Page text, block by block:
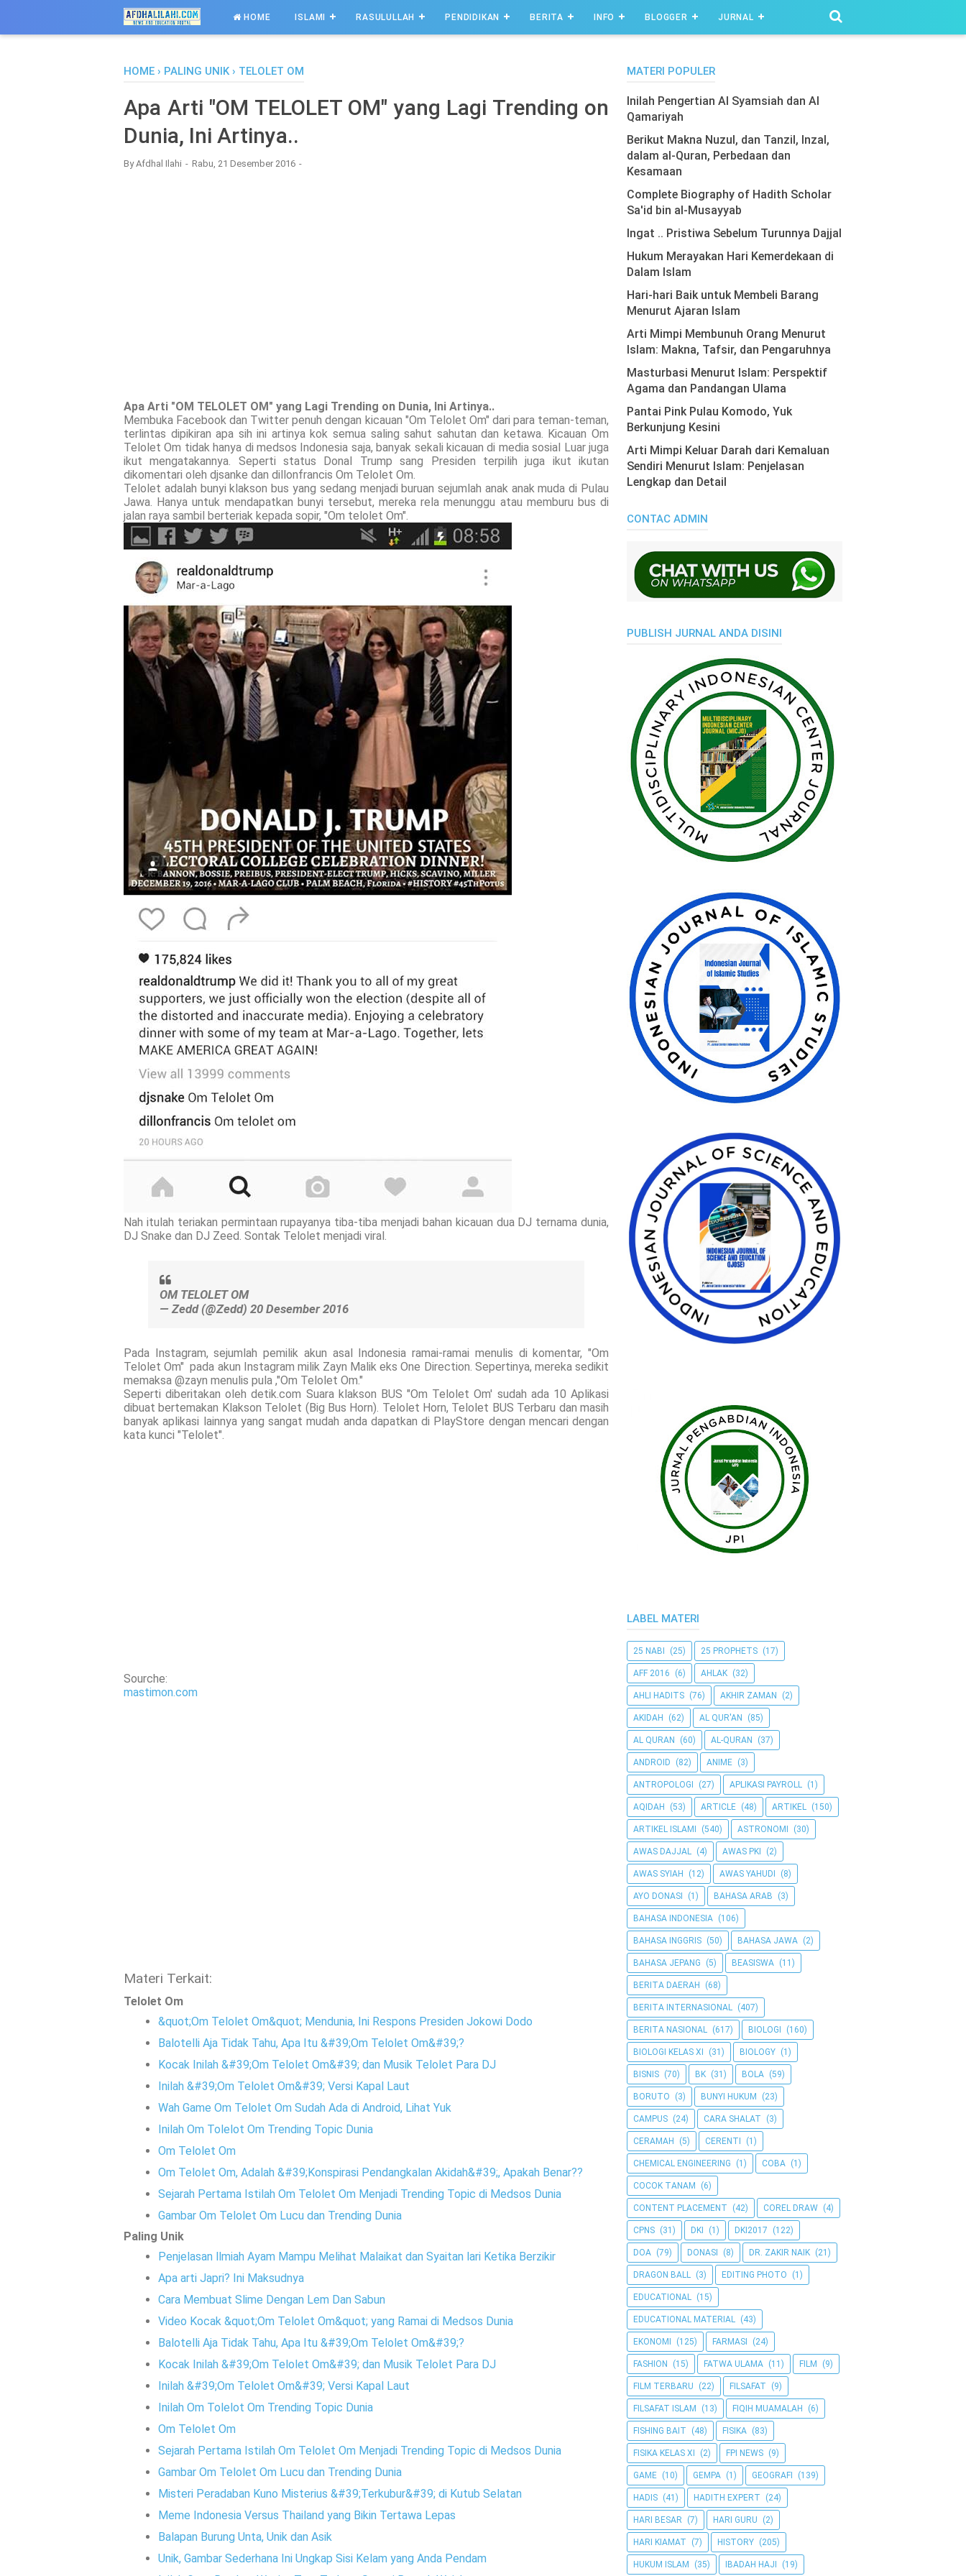
HOME ISLAMI RASULULLAH PENDIDIKAN BERITA INFO BLOGGER JURNAL
HOME › PALING UNIK › TELOLET OM
Apa Arti "OM TELOLET OM" yang Lagi Trending on
Dunia, Ini Artinya..
ByAfdhal Ilahi Rabu, 21 Desember 2016
Apa Arti "OM TELOLET OM" yang Lagi Trending on Dunia, Ini Artinya..
Membuka Facebook dan Twitter penuh dengan kicauan "Om Telolet Om" dari para teman-teman,
terlintas dipikiran apa sih ini artinya kok semua saling sahut sahutan dan ketawa. Kicauan Om
Telolet Om tidak hanya di medsos Indonesia saja, banyak sekali kicauan di media sosial Luar juga
ikut mengatakannya. Seperti status Donal Trump sang Presiden terpilih juga ikut ikutan
dikomentari oleh djsanke dan dillonfrancis Om Telolet Om.
Telolet adalah bunyi klakson bus yang sedang menjadi buruan sejumlah anak anak muda di Pulau
Jawa. Hanya untuk mendapatkan bunyi tersebut, mereka rela menunggu atau memburu bus di
jalan raya sambil berteriak kepada sopir, "Om telolet Om".
Nah itulah teriakan permintaan rupayanya tiba-tiba menjadi bahan kicauan dua DJ ternama dunia,
DJ Snake dan DJ Zeed. Sontak Telolet menjadi viral.
OM TELOLET OM
— Zedd (@Zedd) 20 Desember 2016
Pada Instagram, sejumlah pemilik akun asal Indonesia ramai-ramai menulis di komentar, "Om
Telolet Om" pada akun Instagram milik Zayn Malik eks One Direction. Sepertinya, mereka sedikit
memaksa @zayn menulis pula ,"Om Telolet Om."
Seperti diberitakan oleh detik.com Suara klakson BUS "Om Telolet Om' sudah ada 10 Aplikasi
dibuat bertemakan Klakson Telolet (Big Bus Horn). Telolet Horn, Telolet BUS Terbaru dan masih
banyak aplikasi lainnya yang sangat mudah anda dapatkan di PlayStore dengan mencari dengan
kata kunci "Telolet".
Sourche:
mastimon.com
Materi Terkait:
Telolet Om
&quot;Om Telolet Om&quot; Mendunia, Ini Respons Presiden Jokowi Dodo
Balotelli Aja Tidak Tahu, Apa Itu &#39;Om Telolet Om&#39;?
Kocak Inilah &#39;Om Telolet Om&#39; dan Musik Telolet Para DJ
Inilah &#39;Om Telolet Om&#39; Versi Kapal Laut
Wah Game Om Telolet Om Sudah Ada di Android, Lihat Yuk
Inilah Om Tolelot Om Trending Topic Dunia
Om Telolet Om
Om Telolet Om, Adalah &#39;Konspirasi Pendangkalan Akidah&#39;, Apakah Benar??
Sejarah Pertama Istilah Om Telolet Om Menjadi Trending Topic di Medsos Dunia
Gambar Om Telolet Om Lucu dan Trending Dunia
Paling Unik
Penjelasan llmiah Ayam Mampu Melihat Malaikat dan Syaitan lari Ketika Berzikir
Apa arti Japri? Ini Maksudnya
Cara Membuat Slime Dengan Lem Dan Sabun
Video Kocak &quot;Om Telolet Om&quot; yang Ramai di Medsos Dunia
Balotelli Aja Tidak Tahu, Apa Itu &#39;Om Telolet Om&#39;?
Kocak Inilah &#39;Om Telolet Om&#39; dan Musik Telolet Para DJ
Inilah &#39;Om Telolet Om&#39; Versi Kapal Laut
Inilah Om Tolelot Om Trending Topic Dunia
Om Telolet Om
Sejarah Pertama Istilah Om Telolet Om Menjadi Trending Topic di Medsos Dunia
Gambar Om Telolet Om Lucu dan Trending Dunia
Misteri Peradaban Kuno Misterius &#39;Terkubur&#39; di Kutub Selatan
Meme Indonesia Versus Thailand yang Bikin Tertawa Lepas
Balapan Burung Unta, Unik dan Asik
Unik, Gambar Sederhana Ini Ungkap Sisi Kelam yang Anda Pendam
MATERI POPULER
Inilah Pengertian Al Syamsiah dan Al
Qamariyah
Berikut Makna Nuzul, dan Tanzil, Inzal,
dalam al-Quran, Perbedaan dan
Kesamaan
Complete Biography of Hadith Scholar
Sa'id bin al-Musayyab
Ingat .. Pristiwa Sebelum Turunnya Dajjal
Hukum Merayakan Hari Kemerdekaan di
Dalam Islam
Hari-hari Baik untuk Membeli Barang
Menurut Ajaran Islam
Arti Mimpi Membunuh Orang Menurut
Islam: Makna, Tafsir, dan Pengaruhnya
Masturbasi Menurut Islam: Perspektif
Agama dan Pandangan Ulama
Pantai Pink Pulau Komodo, Yuk
Berkunjung Kesini
Arti Mimpi Keluar Darah dari Kemaluan
Sendiri Menurut Islam: Penjelasan
Lengkap dan Detail
CONTAC ADMIN
PUBLISH JURNAL ANDA DISINI
LABEL MATERI
25 NABI (25) 25 PROPHETS (17)
AFF 2016 (6) AHLAK (32)
AHLI HADITS (76) AKHIR ZAMAN (2)
AKIDAH (62) AL QUR'AN (85)
AL QURAN (60) AL-QURAN (37)
ANDROID (82) ANIME (3)
ANTROPOLOGI (27) APLIKASI PAYROLL (1)
AQIDAH (53) ARTICLE (48) ARTIKEL (150)
ARTIKEL ISLAMI (540) ASTRONOMI (30)
AWAS DAJJAL (4) AWAS PKI (2)
AWAS SYIAH (12) AWAS YAHUDI (8)
AYO DONASI (1) BAHASA ARAB (3)
BAHASA INDONESIA (106)
BAHASA INGGRIS (50) BAHASA JAWA (2)
BAHASA JEPANG (5) BEASISWA (11)
BERITA DAERAH (68)
BERITA INTERNASIONAL (407)
BERITA NASIONAL (617) BIOLOGI (160)
BIOLOGI KELAS XI (31) BIOLOGY (1)
BISNIS (70) BK (31) BOLA (59)
BORUTO (3) BUNYI HUKUM (23)
CAMPUS (24) CARA SHALAT (3)
CERAMAH (5) CERENTI (1)
CHEMICAL ENGINEERING (1) COBA (1)
COCOK TANAM (6)
CONTENT PLACEMENT (42) COREL DRAW (4)
CPNS (31) DKI (1) DKI2017 (122)
DOA (79) DONASI (8) DR. ZAKIR NAIK (21)
DRAGON BALL (3) EDITING PHOTO (1)
EDUCATIONAL (15)
EDUCATIONAL MATERIAL (43)
EKONOMI (125) FARMASI (24)
FASHION (15) FATWA ULAMA (11) FILM (9)
FILM TERBARU (22) FILSAFAT (9)
FILSAFAT ISLAM (13) FIQIH MUAMALAH (6)
FISHING BAIT (48) FISIKA (83)
FISIKA KELAS XI (2) FPI NEWS (9)
GAME (10) GEMPA (1) GEOGRAFI (139)
HADIS (41) HADITH EXPERT (24)
HARI BESAR (7) HARI GURU (2)
HARI KIAMAT (7) HISTORY (205)
HUKUM ISLAM (35) IBADAH HAJI (19)